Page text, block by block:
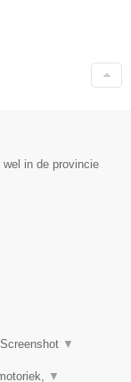
in de provincie
Screenshot ▼
▼